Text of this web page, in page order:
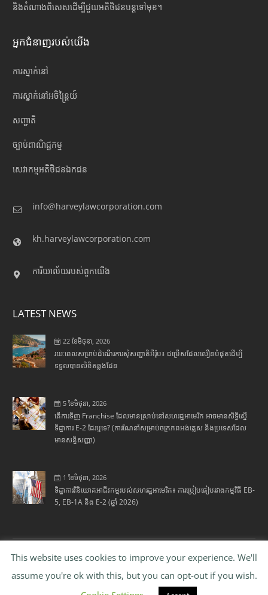
និងតំណាងពិសេសដើម្បីជួយអតិថិជនបន្តទៅមុខ។
អ្នកជំនាញរបស់យើង
ការស្នាក់នៅ
ការស្នាក់នៅអចិន្ត្រៃយ៍
សញ្ជាតិ
ច្បាប់ពាណិជ្ជកម្ម
សេវាកម្មអតិថិជនឯកជន
info@harveylawcorporation.com
kh.harveylawcorporation.com
ការិយាល័យរបស់ពួកយើង
LATEST NEWS
22 ខែ​មិថុនា, 2026
រយៈពេលសម្រាប់ដំណើរការសុំសញ្ជាតិអឺរ៉ុប៖ ជម្រើសដែលលឿនបំផុតដើម្បី
ទទួលបានលិខិតឆ្លងដែន
5 ខែ​មិថុនា, 2026
តើការទិញ Franchise ដែលមានស្រាប់នៅសហរដ្ឋអាមេរិក អាចមានសិទ្ធិស្នើ
ទិដ្ឋាការ E-2 ដែរឬទេ? (ការណែនាំសម្រាប់ចក្រភពអង់គ្លេស និងប្រទេសដែល
មានសន្ធិសញ្ញា)
1 ខែ​មិថុនា, 2026
ទិដ្ឋាការវិនិយោគអាជីវកម្មរបស់សហរដ្ឋអាមេរិក៖ ការប្រៀបធៀបរវាងកម្មវិធី EB-
5, EB-1A និង E-2 (ឆ្នាំ 2026)
Copyright © 2026Harvey Law Group . All rights
reserved. WebSite byWebQuest
This website uses cookies to improve your experience. We'll
assume you're ok with this, but you can opt-out if you wish.